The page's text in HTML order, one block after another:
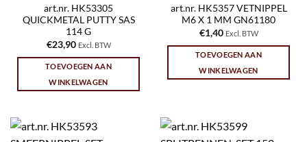
art.nr. HK53305
QUICKMETAL PUTTY SAS
114 G
€23,90 Excl. BTW
TOEVOEGEN AAN
WINKELWAGEN
art.nr. HK5357 VETNIPPEL
M6 X 1 MM GN61180
€1,40 Excl. BTW
TOEVOEGEN AAN
WINKELWAGEN